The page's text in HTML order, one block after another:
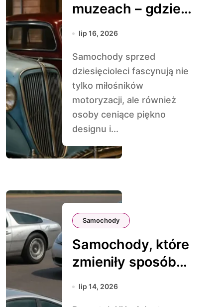
muzeach – gdzie
warto pojechać
lip 16, 2026
Samochody sprzed
dziesięcioleci fascynują nie
tylko miłośników
motoryzacji, ale również
osoby ceniące piękno
designu i...
Samochody
Samochody, które
zmieniły sposób
myślenia o
lip 14, 2026